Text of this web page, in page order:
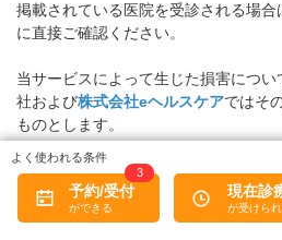
掲載されている医院を受診される場
に直接ご確認ください。
当サービスによって生じた損害につ
社および株式会社eヘルスケアではそ
ものとします。
掲載情報に誤りがある場合には、お
ォーム
からご連絡をいただけますよ
※お電話での対応は行っておりません
予約/受付
3
現在診